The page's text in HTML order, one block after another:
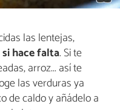
las lentejas,
hace falta. Si te
arroz... así te
las verduras ya
de caldo y añádelo a